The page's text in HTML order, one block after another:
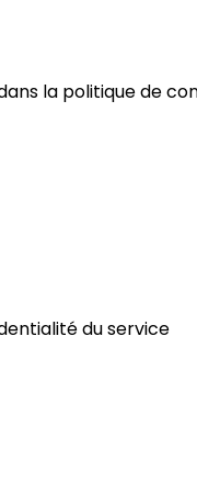
la politique de
du service